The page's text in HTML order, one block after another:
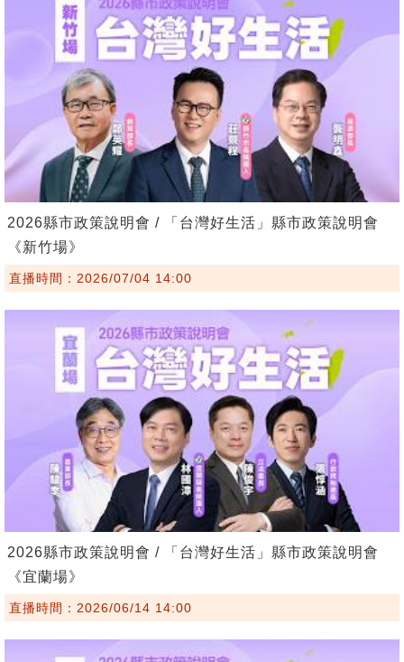
2026縣市政策說明會 / 「台灣好生活」縣市政策說明會
《新竹場》
直播時間：2026/07/04 14:00
2026縣市政策說明會 / 「台灣好生活」縣市政策說明會
《宜蘭場》
直播時間：2026/06/14 14:00